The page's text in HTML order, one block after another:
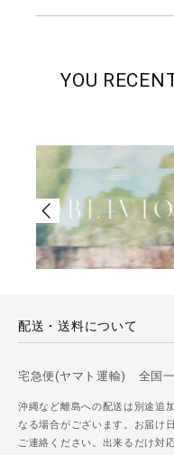
YOU
配送・送料について
宅急便(ヤマト運輸) 全国一
沖縄など離島への配送は別途追
なる場合がございます。お届け
ご連絡ください。出来るだけ対